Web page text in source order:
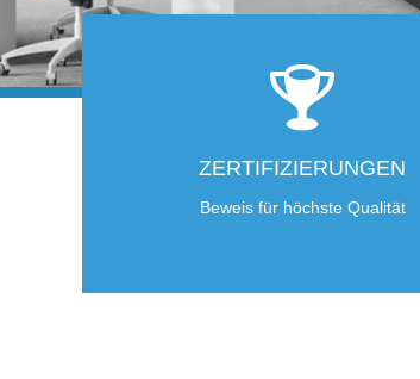
ZERTIFIZIERUNGEN
Beweis für höchste Qualität